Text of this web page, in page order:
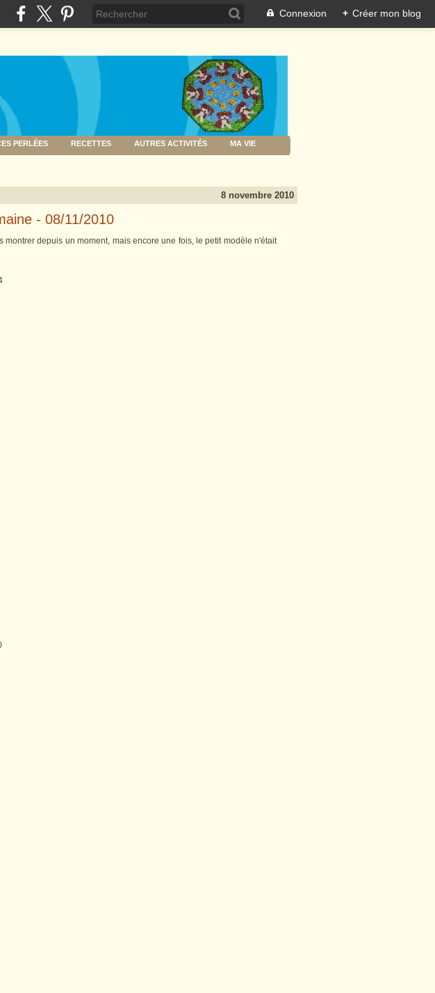
Connexion + Créer mon blog
PERLÉES RECETTES AUTRES ACTIVITÉS MA VIE
8 novembre 2010
- 08/11/2010
montrer depuis un moment, mais encore une fois, le petit modèle n'était